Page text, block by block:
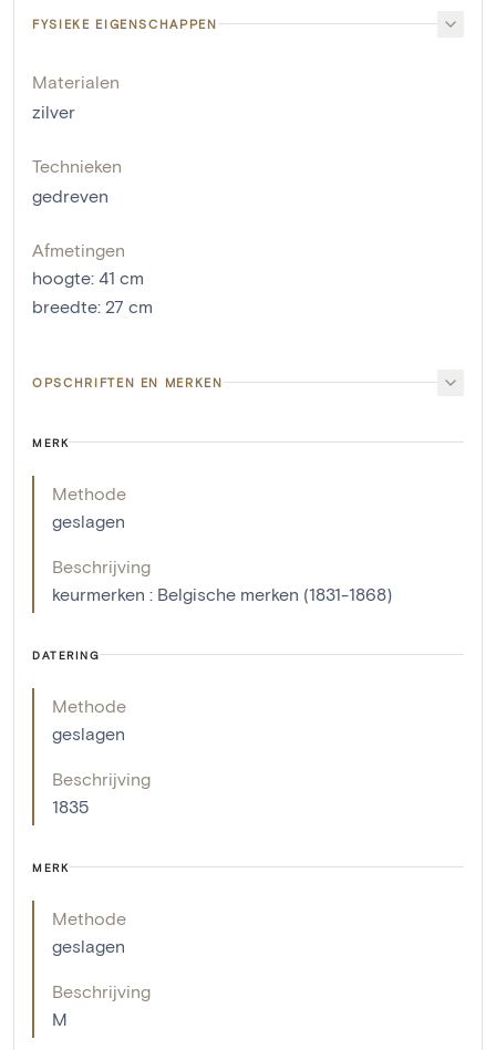
FYSIEKE EIGENSCHAPPEN
Materialen
zilver
Technieken
gedreven
Afmetingen
hoogte: 41 cm
breedte: 27 cm
OPSCHRIFTEN EN MERKEN
MERK
Methode
geslagen
Beschrijving
keurmerken : Belgische merken (1831-1868)
DATERING
Methode
geslagen
Beschrijving
1835
MERK
Methode
geslagen
Beschrijving
M